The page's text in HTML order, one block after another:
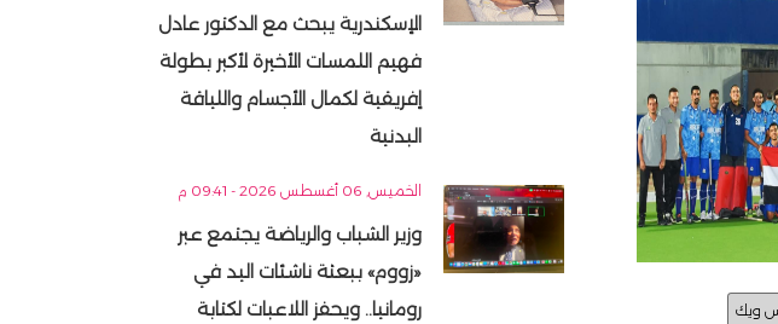
ويك
الإسكندرية يبحث مع الدكتور عادل
فهيم اللمسات الأخيرة لأكبر بطولة
إفريقية لكمال الأجسام واللياقة
البدنية
الخميس, 06 أغسطس 2026 - 09:41 م
وزير الشباب والرياضة يجتمع عبر
«زووم» ببعثة ناشئات اليد في
رومانيا.. ويحفز اللاعبات لكتابة